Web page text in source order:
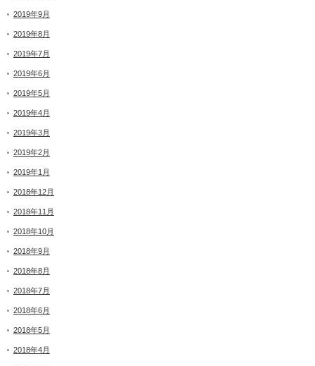
2019年9月
2019年8月
2019年7月
2019年6月
2019年5月
2019年4月
2019年3月
2019年2月
2019年1月
2018年12月
2018年11月
2018年10月
2018年9月
2018年8月
2018年7月
2018年6月
2018年5月
2018年4月